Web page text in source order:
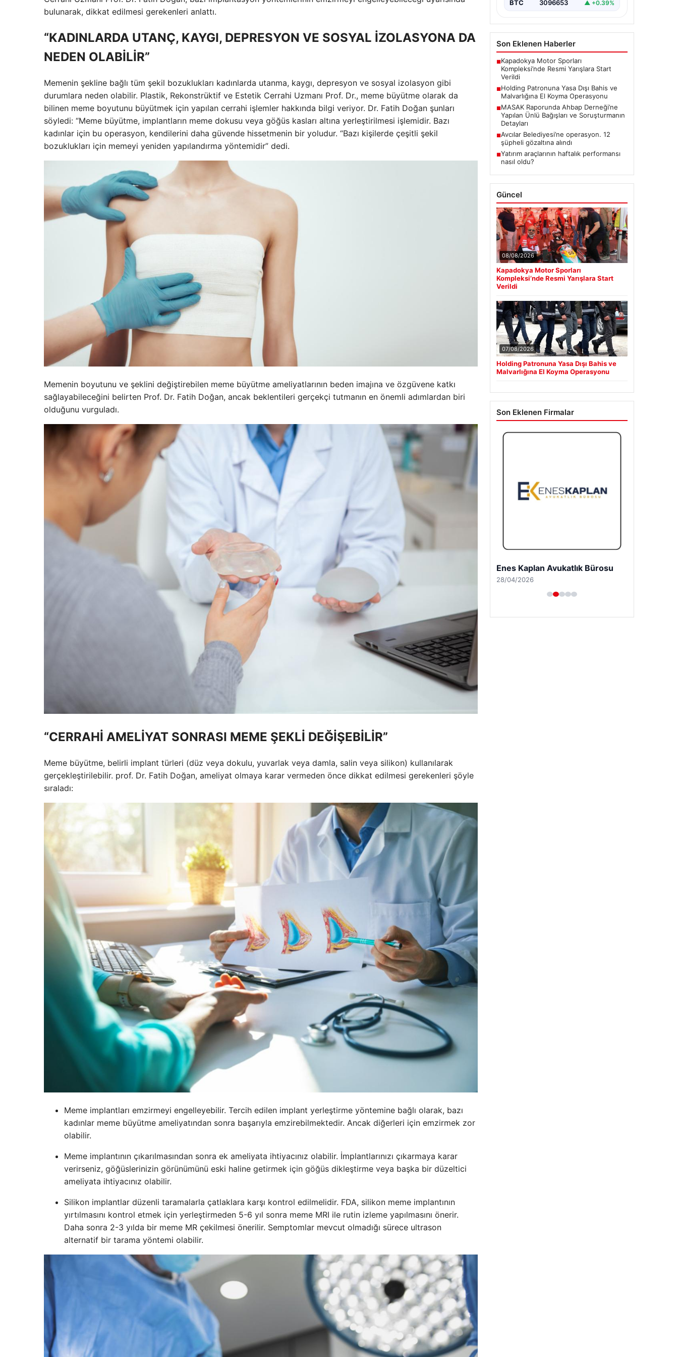
bulunarak, dikkat edilmesi gerekenleri anlattı.
“KADINLARDA UTANÇ, KAYGI, DEPRESYON VE SOSYAL İZOLASYONA DA
NEDEN OLABİLİR”
Memenin şekline bağlı tüm şekil bozuklukları kadınlarda utanma, kaygı, depresyon ve sosyal izolasyon gibi
durumlara neden olabilir. Plastik, Rekonstrüktif ve Estetik Cerrahi Uzmanı Prof. Dr., meme büyütme olarak da
bilinen meme boyutunu büyütmek için yapılan cerrahi işlemler hakkında bilgi veriyor. Dr. Fatih Doğan şunları
söyledi: “Meme büyütme, implantların meme dokusu veya göğüs kasları altına yerleştirilmesi işlemidir. Bazı
kadınlar için bu operasyon, kendilerini daha güvende hissetmenin bir yoludur. “Bazı kişilerde çeşitli şekil
bozuklukları için memeyi yeniden yapılandırma yöntemidir” dedi.
Memenin boyutunu ve şeklini değiştirebilen meme büyütme ameliyatlarının beden imajına ve özgüvene katkı
sağlayabileceğini belirten Prof. Dr. Fatih Doğan, ancak beklentileri gerçekçi tutmanın en önemli adımlardan biri
olduğunu vurguladı.
“CERRAHİ AMELİYAT SONRASI MEME ŞEKLİ DEĞİŞEBİLİR”
Meme büyütme, belirli implant türleri (düz veya dokulu, yuvarlak veya damla, salin veya silikon) kullanılarak
gerçekleştirilebilir. prof. Dr. Fatih Doğan, ameliyat olmaya karar vermeden önce dikkat edilmesi gerekenleri şöyle
sıraladı:
Meme implantları emzirmeyi engelleyebilir. Tercih edilen implant yerleştirme yöntemine bağlı olarak, bazı
kadınlar meme büyütme ameliyatından sonra başarıyla emzirebilmektedir. Ancak diğerleri için emzirmek zor
olabilir.
Meme implantının çıkarılmasından sonra ek ameliyata ihtiyacınız olabilir. İmplantlarınızı çıkarmaya karar
verirseniz, göğüslerinizin görünümünü eski haline getirmek için göğüs dikleştirme veya başka bir düzeltici
ameliyata ihtiyacınız olabilir.
Silikon implantlar düzenli taramalarla çatlaklara karşı kontrol edilmelidir. FDA, silikon meme implantının
yırtılmasını kontrol etmek için yerleştirmeden 5-6 yıl sonra meme MRI ile rutin izleme yapılmasını önerir.
Daha sonra 2-3 yılda bir meme MR çekilmesi önerilir. Semptomlar mevcut olmadığı sürece ultrason
alternatif bir tarama yöntemi olabilir.
BTC 3096653 ▲ +0.39%
Son Eklenen Haberler
■Kapadokya Motor Sporları
Kompleksi’nde Resmi Yarışlara Start
Verildi
■Holding Patronuna Yasa Dışı Bahis ve
Malvarlığına El Koyma Operasyonu
■MASAK Raporunda Ahbap Derneği’ne
Yapılan Ünlü Bağışları ve Soruşturmanın
Detayları
■Avcılar Belediyesi’ne operasyon. 12
şüpheli gözaltına alındı
■Yatırım araçlarının haftalık performansı
nasıl oldu?
Güncel
08/08/2026
Kapadokya Motor Sporları
Kompleksi’nde Resmi Yarışlara Start
Verildi
07/08/2026
Holding Patronuna Yasa Dışı Bahis ve
Malvarlığına El Koyma Operasyonu
Son Eklenen Firmalar
Enes Kaplan Avukatlık Bürosu
28/04/2026